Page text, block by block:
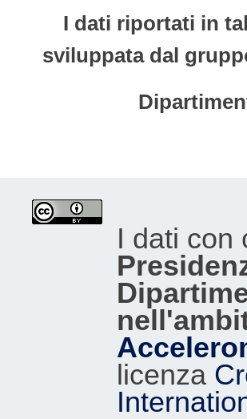
I dati riportati in
sviluppata dal
I dati con
licenza